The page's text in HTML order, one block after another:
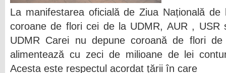
La manifestarea oficială de Ziua Națională
coroane de flori cei de la UDMR, AUR , USR
UDMR Carei nu depune coroană de flori
alimentează cu zeci de milioane de lei
Acesta este respectul acordat țării în care